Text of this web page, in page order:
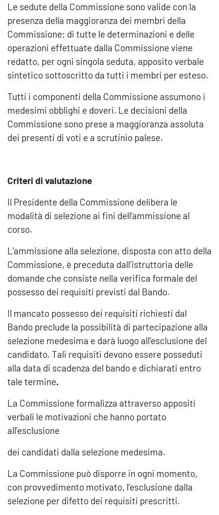
Le sedute della Commissione sono valide con la
presenza della maggioranza dei membri della
Commissione; di tutte le determinazioni e delle
operazioni effettuate dalla Commissione viene
redatto, per ogni singola seduta, apposito verbale
sintetico sottoscritto da tutti i membri per esteso.
Tutti i componenti della Commissione assumono i
medesimi obblighi e doveri. Le decisioni della
Commissione sono prese a maggioranza assoluta
dei presenti di voti e a scrutinio palese.
Criteri di valutazione
Il Presidente della Commissione delibera le
modalità di selezione ai fini dell’ammissione al
corso.
L’ammissione alla selezione, disposta con atto della
Commissione, è preceduta dall’istruttoria delle
domande che consiste nella verifica formale del
possesso dei requisiti previsti dal Bando.
Il mancato possesso dei requisiti richiesti dal
Bando preclude la possibilità di partecipazione alla
selezione medesima e darà luogo all’esclusione del
candidato. Tali requisiti devono essere posseduti
alla data di scadenza del bando e dichiarati entro
tale termine.
La Commissione formalizza attraverso appositi
verbali le motivazioni che hanno portato
all’esclusione
dei candidati dalla selezione medesima.
La Commissione può disporre in ogni momento,
con provvedimento motivato, l’esclusione dalla
selezione per difetto dei requisiti prescritti.